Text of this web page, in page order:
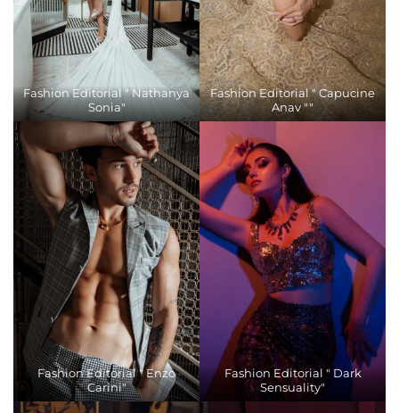
Fashion Editorial " Nathanya
Sonia"
Fashion Editorial " Capucine
Anav ""
Fashion Editorial " Enzo
Carini"
Fashion Editorial " Dark
Sensuality"